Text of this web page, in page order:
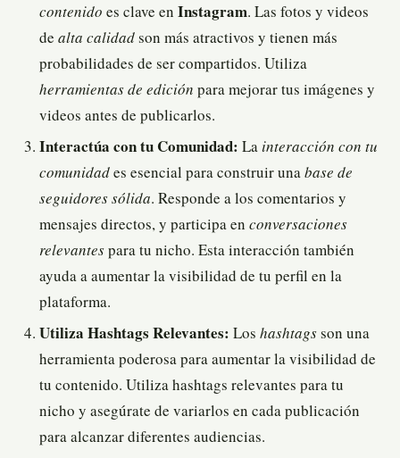
contenido es clave en Instagram. Las fotos y videos
de alta calidad son más atractivos y tienen más
probabilidades de ser compartidos. Utiliza
herramientas de edición para mejorar tus imágenes y
videos antes de publicarlos.
Interactúa con tu Comunidad: La interacción con tu
comunidad es esencial para construir una base de
seguidores sólida. Responde a los comentarios y
mensajes directos, y participa en conversaciones
relevantes para tu nicho. Esta interacción también
ayuda a aumentar la visibilidad de tu perfil en la
plataforma.
Utiliza Hashtags Relevantes: Los hashtags son una
herramienta poderosa para aumentar la visibilidad de
tu contenido. Utiliza hashtags relevantes para tu
nicho y asegúrate de variarlos en cada publicación
para alcanzar diferentes audiencias.